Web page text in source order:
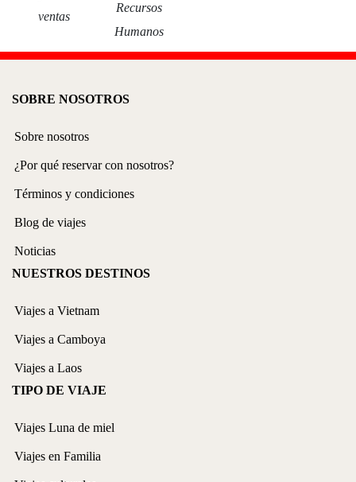
ventas
Recursos
Humanos
SOBRE NOSOTROS
Sobre nosotros
¿Por qué reservar con nosotros?
Términos y condiciones
Blog de viajes
Noticias
NUESTROS DESTINOS
Viajes a Vietnam
Viajes a Camboya
Viajes a Laos
TIPO DE VIAJE
Viajes Luna de miel
Viajes en Familia